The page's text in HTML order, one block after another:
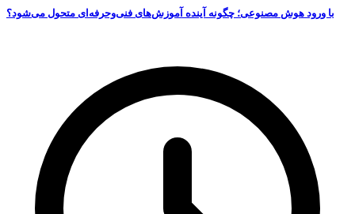
با ورود هوش مصنوعی؛ چگونه آینده آموزش‌های فنی‌وحرفه‌ای متحول می‌شود؟